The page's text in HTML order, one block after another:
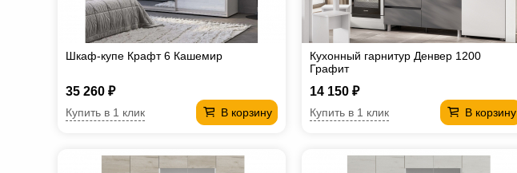
Шкаф-купе Крафт 6 Кашемир
35 260 ₽
В корзину
Купить в 1 клик
Кухонный гарнитур Денвер 1200
Графит
14 150 ₽
В корзину
Купить в 1 клик